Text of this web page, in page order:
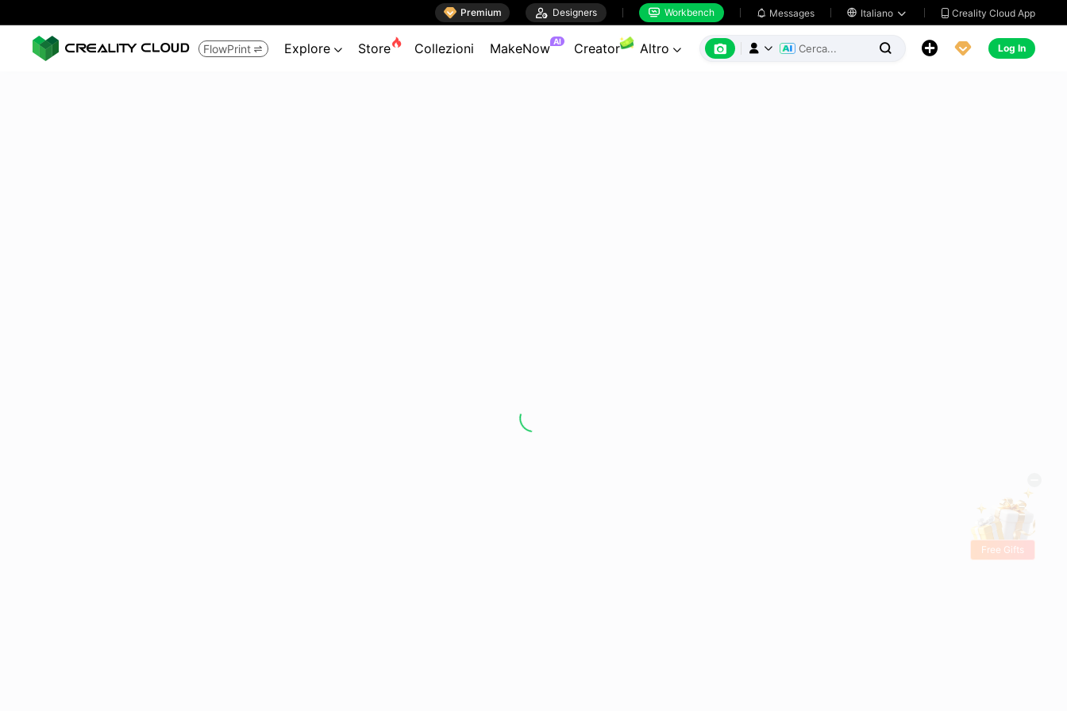
 Premium  Designers  Workbench  Messages  Italiano   Creality Cloud App
FlowPrint  Explore  Store Collezioni MakeNow AI Creator Altro        Log In
Free Gifts